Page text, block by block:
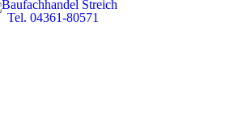
Tel. 04361-80571